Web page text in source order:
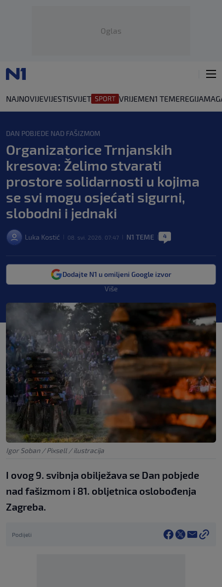
Oglas
NAJNOVIJEVIJESTISVIJET VRIJEMEN1 TEMEREGIJA
DAN POBJEDE NAD FAŠIZMOM
Organizatorice Trnjanskih
kresova: Želimo stvarati
prostore solidarnosti u kojima
se svi mogu osjećati sigurni,
slobodni i jednaki
Luka Kostić 08. svi. 2026. 07:47 N1 TEME 4
Dodajte N1 u omiljeni Google izvor
Više
Igor Soban / Pixsell / ilustracija
I ovog 9. svibnja obilježava se Dan pobjede
nad fašizmom i 81. obljetnica oslobođenja
Zagreba.
Podijeli